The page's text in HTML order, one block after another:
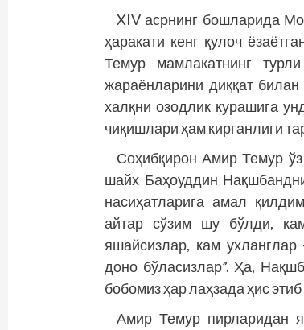
XIV асрнинг бошларида
ҳаракати кенг қулоч
Темур мамлакатнинг
жараёнларини диққат билан
халқни озодлик курашига
чиқишлари ҳам кирганлиги
Соҳибқирон Амир Темур
шайх Баҳоуддин
насиҳатларига амал
айтар сўзим шу бўлди,
яшайсизлар, кам
доно бўласизлар”. Ҳа,
бобомиз ҳар лаҳзада ҳис
Амир Темур пирларидан